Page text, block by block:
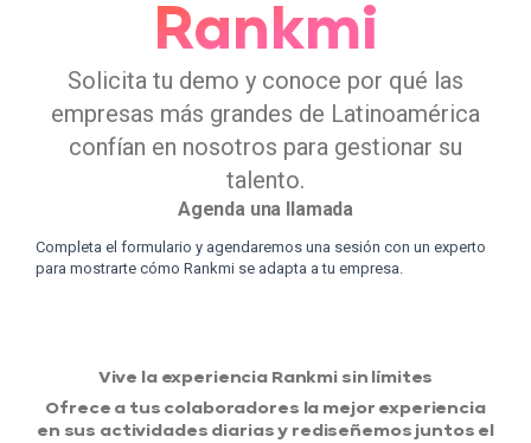
Rankmi
Solicita tu demo y conoce por qué las
empresas más grandes de Latinoamérica
confían en nosotros para gestionar su
talento.
Agenda una llamada
Completa el formulario y agendaremos una sesión con un experto
para mostrarte cómo Rankmi se adapta a tu empresa.
Vive la experiencia Rankmi sin límites
Ofrece a tus colaboradores la mejor experiencia
en sus actividades diarias y rediseñemos juntos el